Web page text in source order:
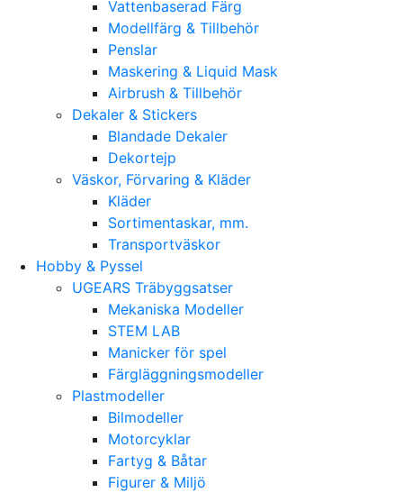
Vattenbaserad Färg
Modellfärg & Tillbehör
Penslar
Maskering & Liquid Mask
Airbrush & Tillbehör
Dekaler & Stickers
Blandade Dekaler
Dekortejp
Väskor, Förvaring & Kläder
Kläder
Sortimentaskar, mm.
Transportväskor
Hobby & Pyssel
UGEARS Träbyggsatser
Mekaniska Modeller
STEM LAB
Manicker för spel
Färgläggningsmodeller
Plastmodeller
Bilmodeller
Motorcyklar
Fartyg & Båtar
Figurer & Miljö